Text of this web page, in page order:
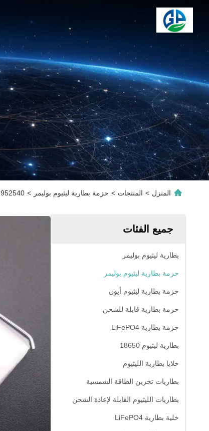
المنزل > المنتجات > حزمة بطارية ليثيوم بوليمر > 952540 3.7V 750mAh 25C بطارية ليتيم بوليمر ليبو قابلة لإعادة الشحن للطائرات بدون طيار
جميع الفئات
بطارية ليثيوم بوليمر
حزمة بطارية ليثيوم بوليمر
حزمة بطارية ليثيوم أيون
حزمة بطارية قابلة للشحن
حزمة بطارية LiFePO4
بطارية ليثيوم 18650
خلايا بطارية الليثيوم
بطاريات تخزين الطاقة الشمسية
بطاريات الليثيوم القابلة لإعادة الشحن
خلية بطارية LiFePO4